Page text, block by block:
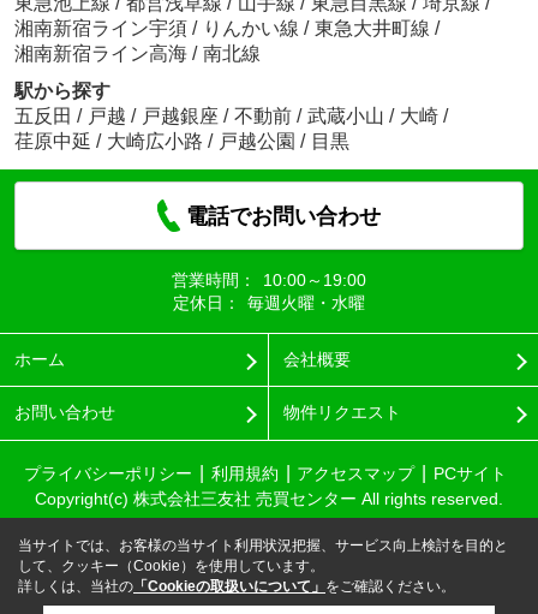
湘南新宿ライン宇須 / りんかい線 / 東急大井町線 /
湘南新宿ライン高海 / 南北線
駅から探す
五反田 / 戸越 / 戸越銀座 / 不動前 / 武蔵小山 / 大崎 /
荏原中延 / 大崎広小路 / 戸越公園 / 目黒
電話でお問い合わせ
営業時間：
10:00～19:00
定休日：
毎週火曜・水曜
ホーム 会社概要
お問い合わせ 物件リクエスト
プライバシーポリシー 利用規約 アクセスマップ
PCサイト
Copyright(c) 株式会社三友社 売買センター All rights reserved.
当サイトでは、お客様の当サイト利用状況把握、サービス向上検討を目的と
して、クッキー（Cookie）を使用しています。
詳しくは、当社の 「Cookieの取扱いについて」 をご確認ください。